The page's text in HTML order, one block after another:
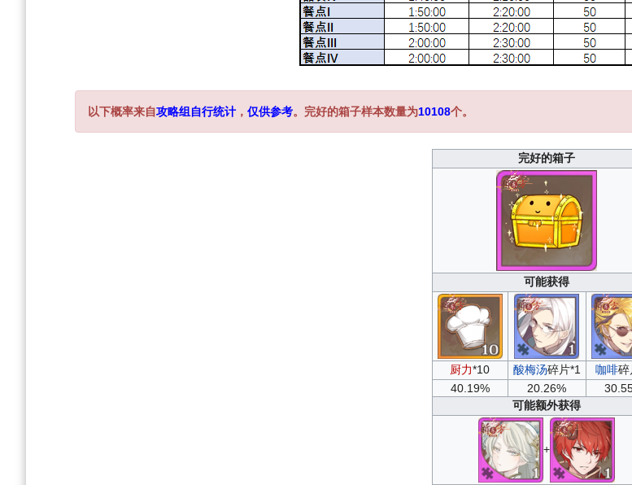
以下概率来自攻略组自行统计 ， 仅供参考。完好的箱子样本数量为10108个。
完好的箱子
可能获得
厨力*10 酸梅汤碎片*1 咖啡碎
40.19%
20.26%
可能额外获得
+